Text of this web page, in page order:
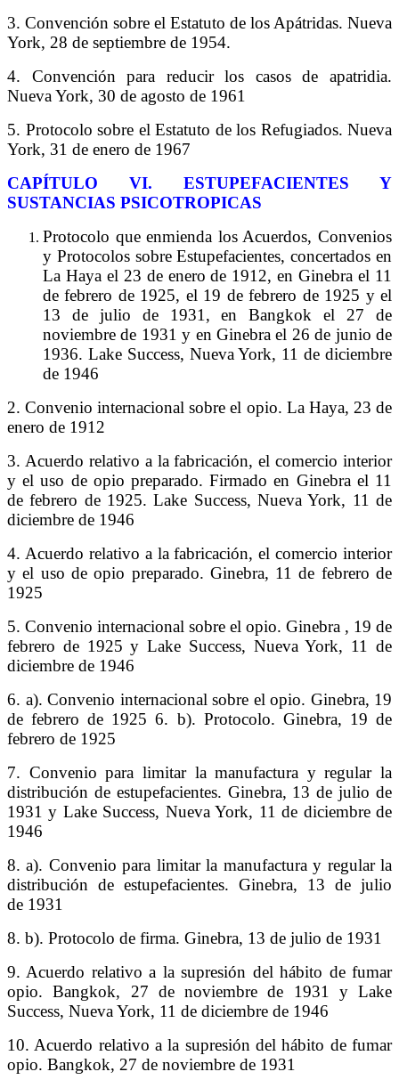
3. Convención sobre el Estatuto de los Apátridas. Nueva
York, 28 de septiembre de 1954.
4. Convención para reducir los casos de apatridia.
Nueva York, 30 de agosto de 1961
5. Protocolo sobre el Estatuto de los Refugiados. Nueva
York, 31 de enero de 1967
CAPÍTULO VI. ESTUPEFACIENTES Y
SUSTANCIAS PSICOTROPICAS
Protocolo que enmienda los Acuerdos, Convenios
y Protocolos sobre Estupefacientes, concertados en
La Haya el 23 de enero de 1912, en Ginebra el 11
de febrero de 1925, el 19 de febrero de 1925 y el
13 de julio de 1931, en Bangkok el 27 de
noviembre de 1931 y en Ginebra el 26 de junio de
1936. Lake Success, Nueva York, 11 de diciembre
de 1946
2. Convenio internacional sobre el opio. La Haya, 23 de
enero de 1912
3. Acuerdo relativo a la fabricación, el comercio interior
y el uso de opio preparado. Firmado en Ginebra el 11
de febrero de 1925. Lake Success, Nueva York, 11 de
diciembre de 1946
4. Acuerdo relativo a la fabricación, el comercio interior
y el uso de opio preparado. Ginebra, 11 de febrero de
1925
5. Convenio internacional sobre el opio. Ginebra , 19 de
febrero de 1925 y Lake Success, Nueva York, 11 de
diciembre de 1946
6. a). Convenio internacional sobre el opio. Ginebra, 19
de febrero de 1925 6. b). Protocolo. Ginebra, 19 de
febrero de 1925
7. Convenio para limitar la manufactura y regular la
distribución de estupefacientes. Ginebra, 13 de julio de
1931 y Lake Success, Nueva York, 11 de diciembre de
1946
8. a). Convenio para limitar la manufactura y regular la
distribución de estupefacientes. Ginebra, 13 de julio
de 1931
8. b). Protocolo de firma. Ginebra, 13 de julio de 1931
9. Acuerdo relativo a la supresión del hábito de fumar
opio. Bangkok, 27 de noviembre de 1931 y Lake
Success, Nueva York, 11 de diciembre de 1946
10. Acuerdo relativo a la supresión del hábito de fumar
opio. Bangkok, 27 de noviembre de 1931